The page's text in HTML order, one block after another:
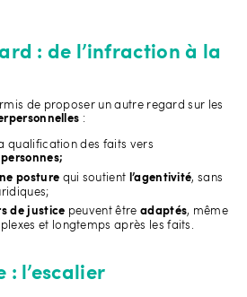
: de l’infraction à la
de proposer un autre regard sur les
:
qualification des faits vers
posture qui soutient l’agentivité, sans
de justice peuvent être adaptés, même
et longtemps après les faits.
: l’escalier